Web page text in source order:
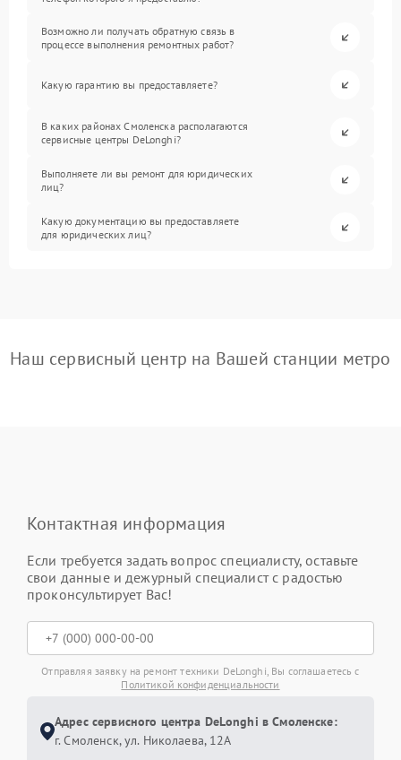
Возможно ли получать обратную связь в
процессе выполнения ремонтных работ?
Какую гарантию вы предоставляете?
В каких районах Смоленска располагаются
сервисные центры DeLonghi?
Выполняете ли вы ремонт для юридических
лиц?
Какую документацию вы предоставляете
для юридических лиц?
Наш сервисный центр на Вашей станции метро
Контактная информация
Если требуется задать вопрос специалисту, оставьте
свои данные и дежурный специалист с радостью
проконсультирует Вас!
Отправляя заявку на ремонт техники DeLonghi, Вы соглашаетесь с
Политикой конфиденциальности
Адрес сервисного центра DeLonghi в Смоленске:
г. Смоленск, ул. Николаева, 12А